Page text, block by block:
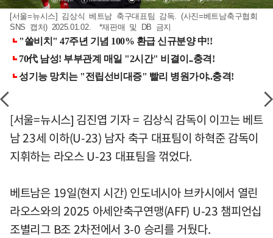
[서울=뉴시스] 김상식 베트남 축구대표팀 감독. (사진=베트남축구협회
SNS 캡처) 2025.01.02. *재판매 및 DB 금지
[서울=뉴시스] 김진엽 기자 = 김상식 감독이 이끄는 베트
남 23세 이하(U-23) 남자 축구 대표팀이 하혁준 감독이
지휘하는 라오스 U-23 대표팀을 꺾었다.
베트남은 19일(현지 시간) 인도네시아 브카시에서 열린
라오스와의 2025 아세안축구연맹(AFF) U-23 챔피언십
조별리그 B조 2차전에서 3-0 승리를 거뒀다.